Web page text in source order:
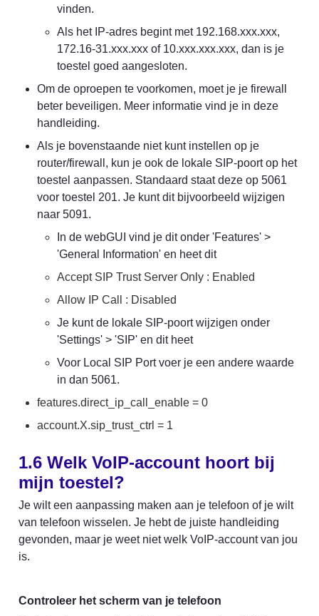
vinden.
Als het IP-adres begint met 192.168.xxx.xxx,
172.16-31.xxx.xxx of 10.xxx.xxx.xxx, dan is je
toestel goed aangesloten.
Om de oproepen te voorkomen, moet je je firewall
beter beveiligen. Meer informatie vind je in deze
handleiding.
Als je bovenstaande niet kunt instellen op je
router/firewall, kun je ook de lokale SIP-poort op het
toestel aanpassen. Standaard staat deze op 5061
voor toestel 201. Je kunt dit bijvoorbeeld wijzigen
naar 5091.
In de webGUI vind je dit onder 'Features' >
'General Information' en heet dit
Accept SIP Trust Server Only : Enabled
Allow IP Call : Disabled
Je kunt de lokale SIP-poort wijzigen onder
'Settings' > 'SIP' en dit heet
Voor Local SIP Port voer je een andere waarde
in dan 5061.
features.direct_ip_call_enable = 0
account.X.sip_trust_ctrl = 1
1.6 Welk VoIP-account hoort bij
mijn toestel?
Je wilt een aanpassing maken aan je telefoon of je wilt
van telefoon wisselen. Je hebt de juiste handleiding
gevonden, maar je weet niet welk VoIP-account van jou
is.
Controleer het scherm van je telefoon